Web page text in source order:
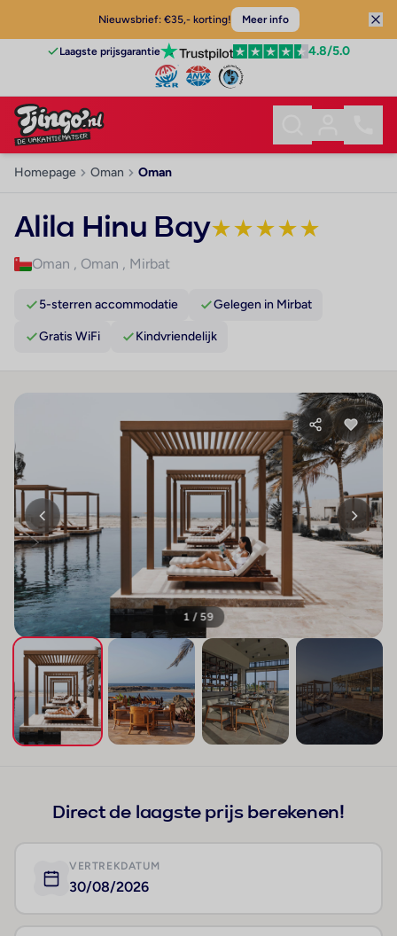
Nieuwsbrief: €35,- korting! Meer info
Laagste prijsgarantie 4.8/5.0
Homepage Oman Oman
Alila Hinu Bay★★★★★
Oman , Oman , Mirbat
5-sterren accommodatie Gelegen in Mirbat
Gratis WiFi Kindvriendelijk
1 / 59
Direct de laagste prijs berekenen!
VERTREKDATUM
30/08/2026